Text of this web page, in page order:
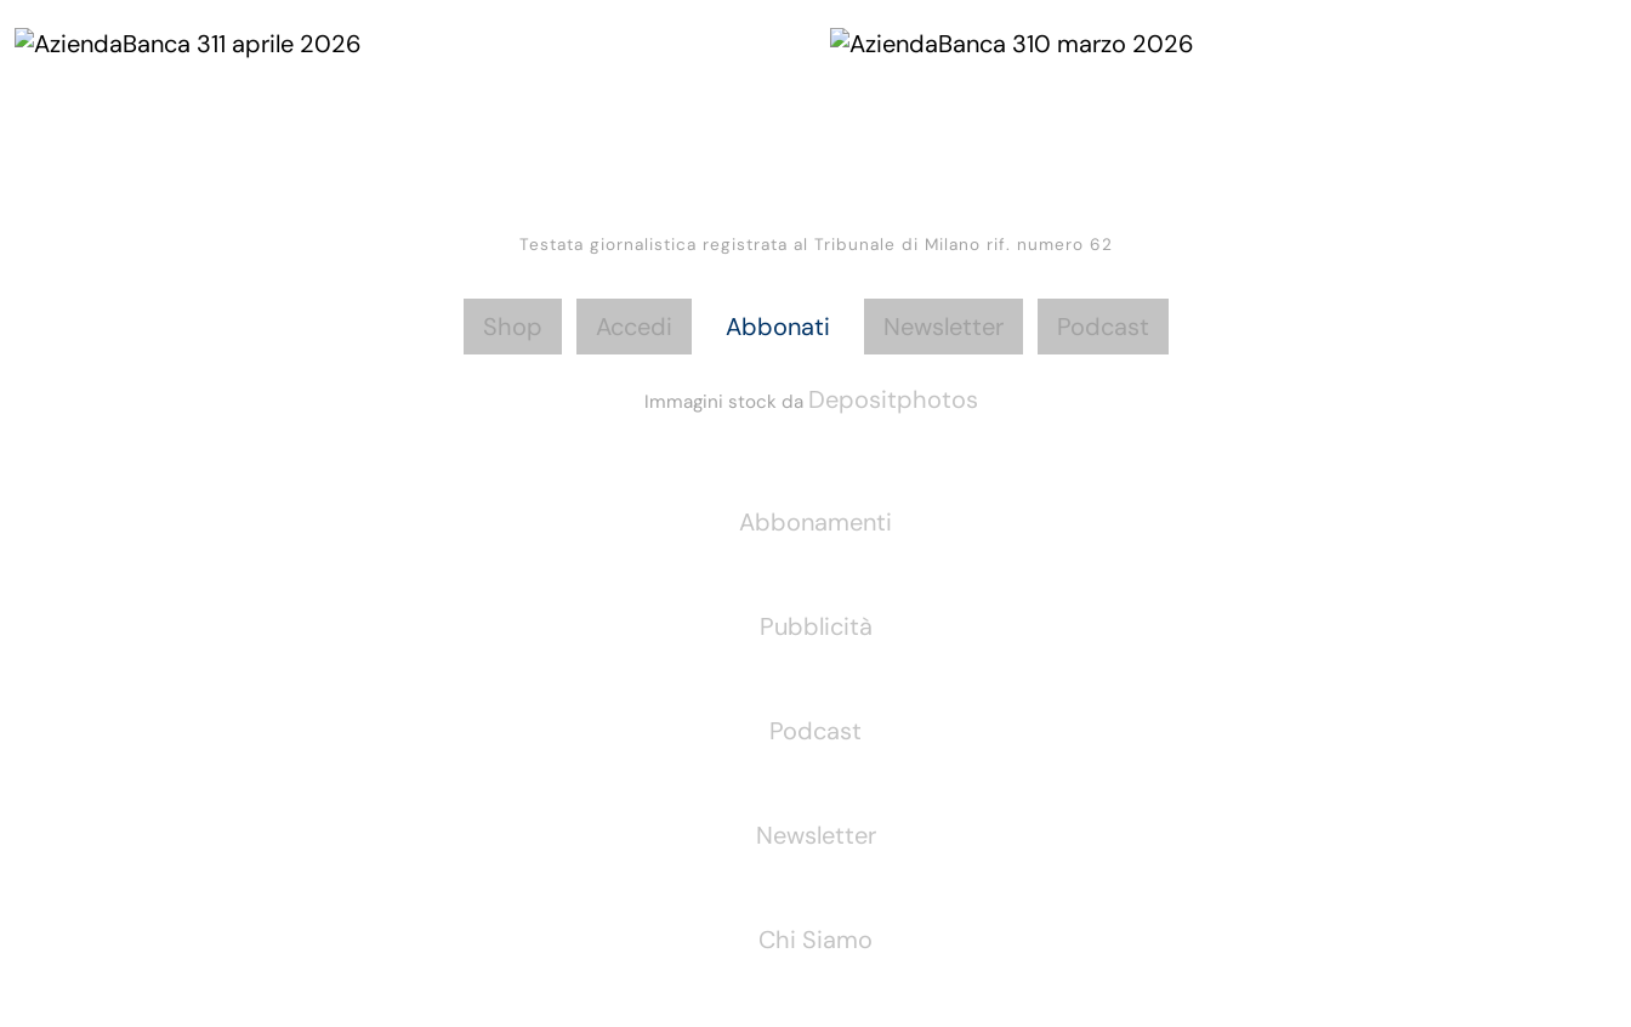
Testata giornalistica registrata al Tribunale di Milano rif. numero 62
Shop Accedi Abbonati Newsletter Podcast
Immagini stock da Depositphotos
Abbonamenti
Pubblicità
Podcast
Newsletter
Chi Siamo